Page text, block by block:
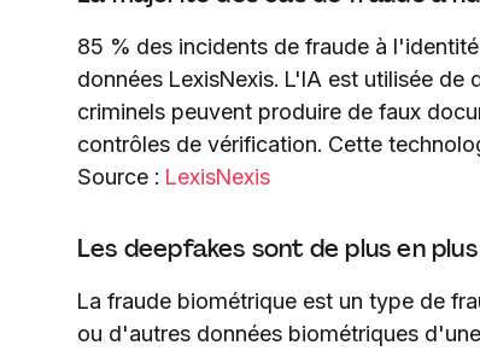
85 % des incidents de fraude à
données LexisNexis. L'IA est utilisée
criminels peuvent produire de faux
contrôles de vérification. Cette
Source : LexisNexis
Les deepfakes sont de plus en
La fraude biométrique est un type de
ou d'autres données biométriques